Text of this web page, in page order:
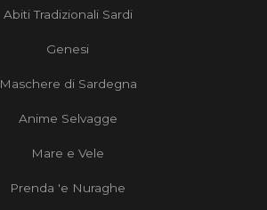
Abiti Tradizionali Sardi
Genesi
Maschere di Sardegna
Anime Selvagge
Mare e Vele
Prenda 'e Nuraghe